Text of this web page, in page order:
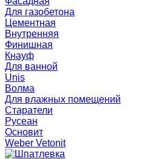
Для газобетона
Цементная
Внутренняя
Финишная
Кнауф
Для ванной
Unis
Волма
Для влажных помещений
Старатели
Русеан
Основит
Weber Vetonit